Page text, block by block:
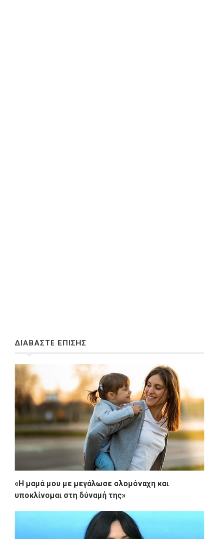
ΔΙΑΒΑΣΤΕ ΕΠΙΣΗΣ
«Η μαμά μου με μεγάλωσε ολομόναχη και
υποκλίνομαι στη δύναμή της»